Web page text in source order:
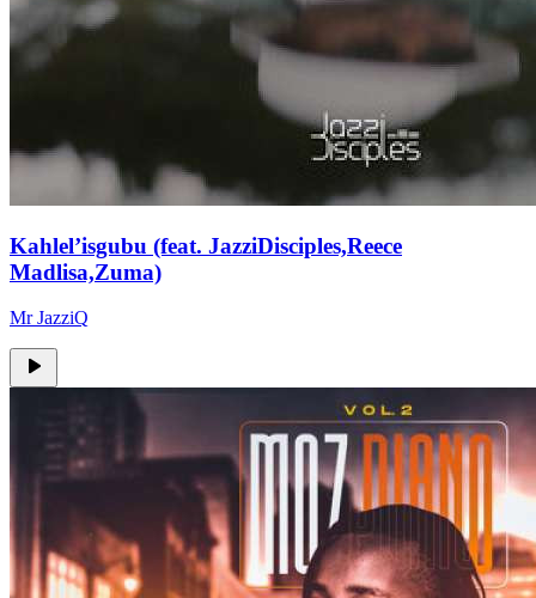
Kahlel’isgubu (feat. JazziDisciples,Reece
Madlisa,Zuma)
Mr JazziQ